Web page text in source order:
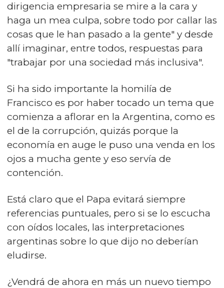
dirigencia empresaria se mire a la cara y
haga un mea culpa, sobre todo por callar las
cosas que le han pasado a la gente" y desde
allí imaginar, entre todos, respuestas para
"trabajar por una sociedad más inclusiva".
Si ha sido importante la homilía de
Francisco es por haber tocado un tema que
comienza a aflorar en la Argentina, como es
el de la corrupción, quizás porque la
economía en auge le puso una venda en los
ojos a mucha gente y eso servía de
contención.
Está claro que el Papa evitará siempre
referencias puntuales, pero si se lo escucha
con oídos locales, las interpretaciones
argentinas sobre lo que dijo no deberían
eludirse.
¿Vendrá de ahora en más un nuevo tiempo